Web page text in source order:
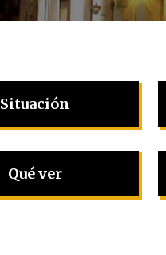
Situación
Qué ver